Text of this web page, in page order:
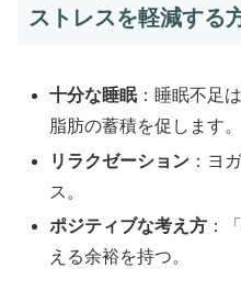
ストレスを軽減する
十分な睡眠：睡眠不足
脂肪の蓄積を促します。
リラクゼーション ：ヨ
ス。
ポジティブな考え方 ：
える余裕を持つ。